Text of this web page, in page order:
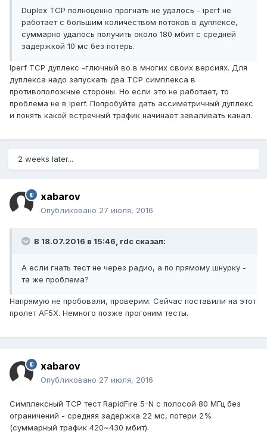
Duplex TCP полноценно прогнать не удалось - iperf не
работает с большим количеством потоков в дуплексе,
суммарно удалось получить около 180 мбит с средней
задержкой 10 мс без потерь.
Iperf TCP дуплекс -глючный во в многих своих версиях. Для
дуплекса надо запускать два TCP симплекса в
противоположные стороны. Но если это не работает, то
проблема не в iperf. Попробуйте дать ассиметричный дуплекс
и понять какой встречный трафик начинает заваливать канал.
2 weeks later...
xabarov
Опубликовано 27 июля, 2016
В 18.07.2016 в 15:46, rdc сказал:
А если гнать тест не через радио, а по прямому шнурку -
та же проблема?
Напрямую не пробовали, проверим. Сейчас поставили на этот
пролет AF5X. Немного позже прогоним тесты.
xabarov
Опубликовано 27 июля, 2016
Симплексный TCP тест RapidFire 5-N с полосой 80 МГц без
ограничений - средняя задержка 22 мс, потери 2%
(суммарный трафик 420~430 мбит).